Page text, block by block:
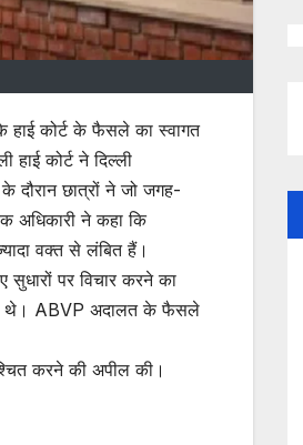
हाई कोर्ट के फैसले का स्वागत
हाई कोर्ट ने दिल्ली
दौरान छात्रों ने जो जगह-
अधिकारी ने कहा कि
वक्त से लंबित हैं।
सुधारों पर विचार करने का
थे। ABVP अदालत के फैसले
करने की अपील की।